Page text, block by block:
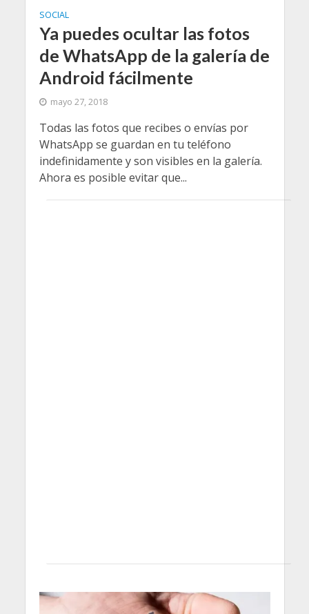
SOCIAL
Ya puedes ocultar las fotos
de WhatsApp de la galería de
Android fácilmente
mayo 27, 2018
Todas las fotos que recibes o envías por
WhatsApp se guardan en tu teléfono
indefinidamente y son visibles en la galería.
Ahora es posible evitar que...